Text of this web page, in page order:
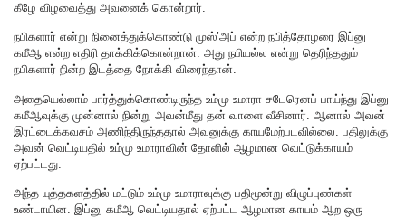
கீழே விழவைத்து அவனைக் கொன்றார்.
நபிகளார் என்று நினைத்துக்கொண்டு முஸ்’அப் என்ற நபித்தோழரை இப்னு
கமீஆ என்ற எதிரி தாக்கிக்கொன்றான். அது நபியல்ல என்று தெரிந்ததும்
நபிகளார் நின்ற இடத்தை நோக்கி விரைந்தான்.
அதையெல்லாம் பார்த்துக்கொண்டிருந்த உம்மு உமாரா சடேரெனப் பாய்ந்து இப்னு
கமீஆவுக்கு முன்னால் நின்று அவன்மீது தன் வாளை வீசினார். ஆனால் அவன்
இரட்டைக்கவசம் அணிந்திருந்ததால் அவனுக்கு காயமேற்படவில்லை. பதிலுக்கு
அவன் வெட்டியதில் உம்மு உமாராவின் தோளில் ஆழமான வெட்டுக்காயம்
ஏற்பட்டது.
அந்த யுத்தகளத்தில் மட்டும் உம்மு உமாராவுக்கு பதிமூன்று விழுப்புண்கள்
உண்டாயின. இப்னு கமீஆ வெட்டியதால் ஏற்பட்ட ஆழமான காயம் ஆற ஒரு